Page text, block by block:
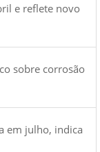
e reflete novo
sobre corrosão
em julho, indica